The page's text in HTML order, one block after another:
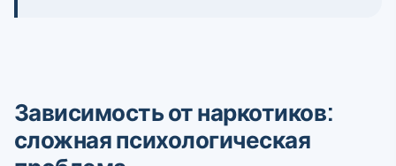
Зависимость от наркотиков:
сложная психологическая